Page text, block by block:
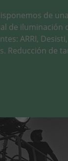
de
de iluminación
ARRI,
Reducción de